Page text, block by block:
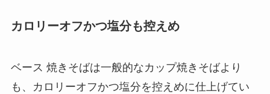
カロリーオフかつ塩分も控えめ
ベース 焼きそばは一般的なカップ焼きそばより
も、カロリーオフかつ塩分を控えめに仕上げてい